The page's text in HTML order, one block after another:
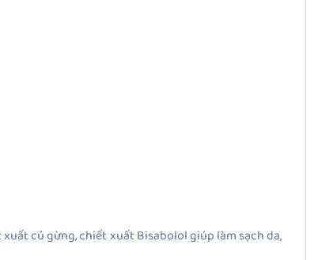
củ gừng, chiết xuất Bisabolol giúp làm sạch da,